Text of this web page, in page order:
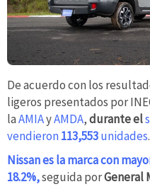
De acuerdo con los
ligeros presentados por
laAMIAyAMDA,durante el
vendieron113,553unidades.
Nissan es la marca con
18.2%,seguida porGeneral